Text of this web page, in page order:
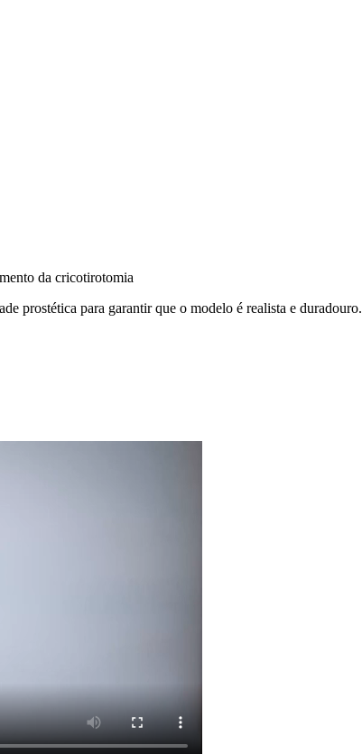
da cricotirotomia
prostética para garantir que o modelo é realista e duradouro.